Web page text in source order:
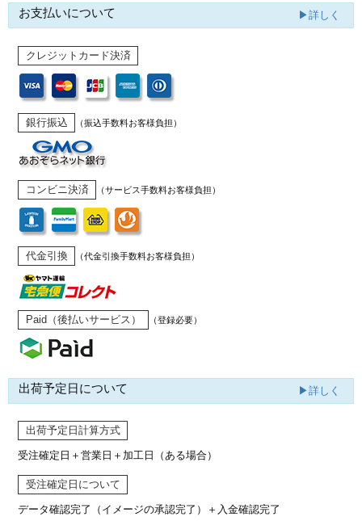
お支払いについて ▶詳しく
クレジットカード決済
銀行振込 （振込手数料お客様負担）
コンビニ決済 （サービス手数料お客様負担）
代金引換 （代金引換手数料お客様負担）
Paid（後払いサービス） （登録必要）
出荷予定日について ▶詳しく
出荷予定日計算方式
受注確定日＋営業日＋加工日（ある場合）
受注確定日について
データ確認完了（イメージの承認完了） ＋入金確認完了